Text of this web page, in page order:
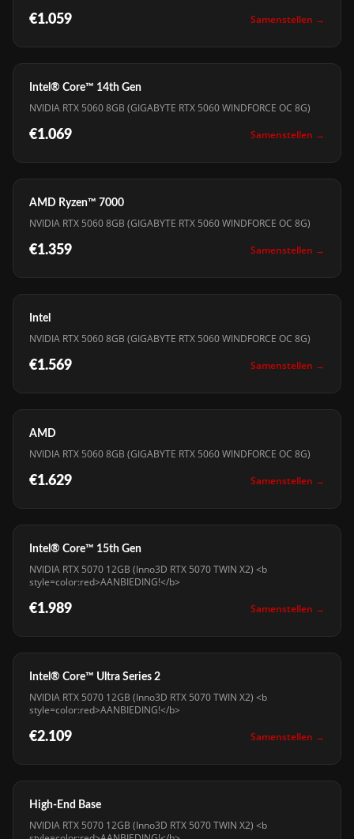
€1.059 Samenstellen →
Intel® Core™ 14th Gen
NVIDIA RTX 5060 8GB (GIGABYTE RTX 5060 WINDFORCE OC 8G)
€1.069 Samenstellen →
AMD Ryzen™ 7000
NVIDIA RTX 5060 8GB (GIGABYTE RTX 5060 WINDFORCE OC 8G)
€1.359 Samenstellen →
Intel
NVIDIA RTX 5060 8GB (GIGABYTE RTX 5060 WINDFORCE OC 8G)
€1.569 Samenstellen →
AMD
NVIDIA RTX 5060 8GB (GIGABYTE RTX 5060 WINDFORCE OC 8G)
€1.629 Samenstellen →
Intel® Core™ 15th Gen
NVIDIA RTX 5070 12GB (Inno3D RTX 5070 TWIN X2) <b
style=color:red>AANBIEDING!</b>
€1.989 Samenstellen →
Intel® Core™ Ultra Series 2
NVIDIA RTX 5070 12GB (Inno3D RTX 5070 TWIN X2) <b
style=color:red>AANBIEDING!</b>
€2.109 Samenstellen →
High-End Base
NVIDIA RTX 5070 12GB (Inno3D RTX 5070 TWIN X2) <b